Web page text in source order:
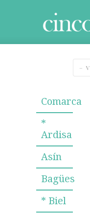
Comarca
*
Ardisa
Asín
Bagües
* Biel